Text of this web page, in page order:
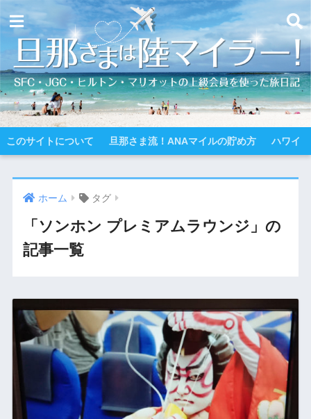
このサイトについて 旦那さま流！ANAマイルの貯め方 ハワイ
ホーム タグ
「ソンホン プレミアムラウンジ」の
記事一覧